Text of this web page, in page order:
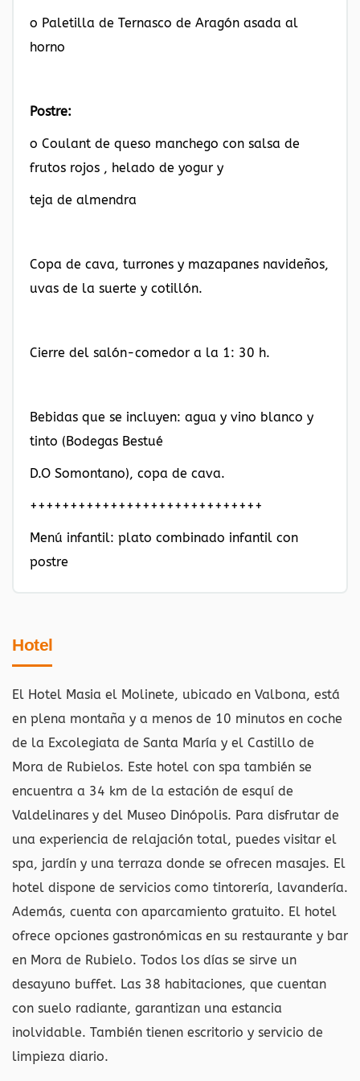
o Paletilla de Ternasco de Aragón asada al
horno
Postre:
o Coulant de queso manchego con salsa de
frutos rojos , helado de yogur y
teja de almendra
Copa de cava, turrones y mazapanes navideños,
uvas de la suerte y cotillón.
Cierre del salón-comedor a la 1: 30 h.
Bebidas que se incluyen: agua y vino blanco y
tinto (Bodegas Bestué
D.O Somontano), copa de cava.
+++++++++++++++++++++++++++++
Menú infantil: plato combinado infantil con
postre
Hotel
El Hotel Masia el Molinete, ubicado en Valbona, está
en plena montaña y a menos de 10 minutos en coche
de la Excolegiata de Santa María y el Castillo de
Mora de Rubielos. Este hotel con spa también se
encuentra a 34 km de la estación de esquí de
Valdelinares y del Museo Dinópolis. Para disfrutar de
una experiencia de relajación total, puedes visitar el
spa, jardín y una terraza donde se ofrecen masajes. El
hotel dispone de servicios como tintorería, lavandería.
Además, cuenta con aparcamiento gratuito. El hotel
ofrece opciones gastronómicas en su restaurante y bar
en Mora de Rubielo. Todos los días se sirve un
desayuno buffet. Las 38 habitaciones, que cuentan
con suelo radiante, garantizan una estancia
inolvidable. También tienen escritorio y servicio de
limpieza diario.